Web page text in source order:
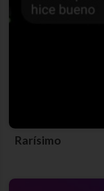
Rarísimo